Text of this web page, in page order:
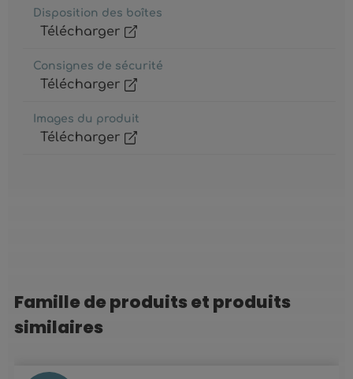
Disposition des boîtes
Télécharger
Consignes de sécurité
Télécharger
Images du produit
Télécharger
Ignorer la galerie de produits
Famille de produits et produits
similaires